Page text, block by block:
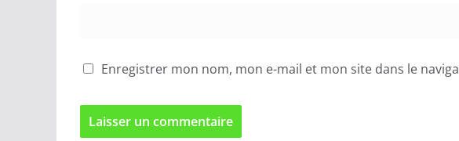
Enregistrer mon nom, mon e-mail et mon site dans le